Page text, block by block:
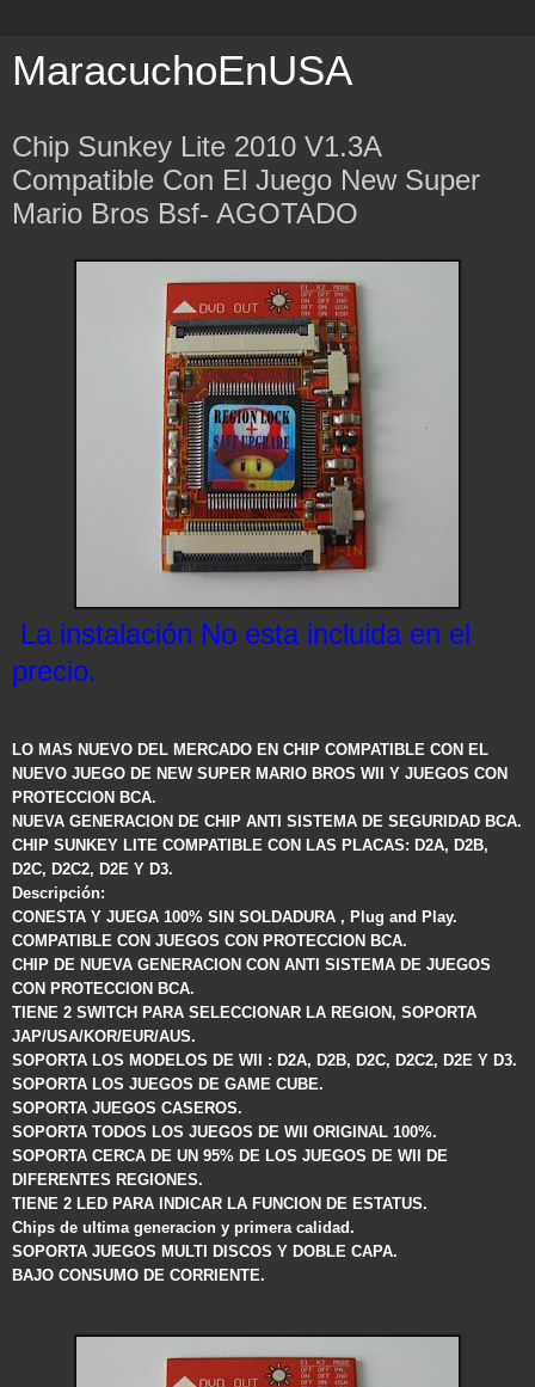
MaracuchoEnUSA
Chip Sunkey Lite 2010 V1.3A
Compatible Con El Juego New Super
Mario Bros Bsf- AGOTADO
La instalación No esta incluida en el
precio.
LO MAS NUEVO DEL MERCADO EN CHIP COMPATIBLE CON EL
NUEVO JUEGO DE NEW SUPER MARIO BROS WII Y JUEGOS CON
PROTECCION BCA.
NUEVA GENERACION DE CHIP ANTI SISTEMA DE SEGURIDAD BCA.
CHIP SUNKEY LITE COMPATIBLE CON LAS PLACAS: D2A, D2B,
D2C, D2C2, D2E Y D3.
Descripción:
CONESTA Y JUEGA 100% SIN SOLDADURA , Plug and Play.
COMPATIBLE CON JUEGOS CON PROTECCION BCA.
CHIP DE NUEVA GENERACION CON ANTI SISTEMA DE JUEGOS
CON PROTECCION BCA.
TIENE 2 SWITCH PARA SELECCIONAR LA REGION, SOPORTA
JAP/USA/KOR/EUR/AUS.
SOPORTA LOS MODELOS DE WII : D2A, D2B, D2C, D2C2, D2E Y D3.
SOPORTA LOS JUEGOS DE GAME CUBE.
SOPORTA JUEGOS CASEROS.
SOPORTA TODOS LOS JUEGOS DE WII ORIGINAL 100%.
SOPORTA CERCA DE UN 95% DE LOS JUEGOS DE WII DE
DIFERENTES REGIONES.
TIENE 2 LED PARA INDICAR LA FUNCION DE ESTATUS.
Chips de ultima generacion y primera calidad.
SOPORTA JUEGOS MULTI DISCOS Y DOBLE CAPA.
BAJO CONSUMO DE CORRIENTE.